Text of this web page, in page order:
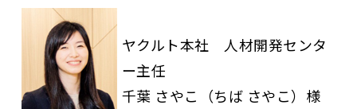
ヤクルト本社 人材開発センタ
ー主任
千葉 さやこ（ちば さやこ）様